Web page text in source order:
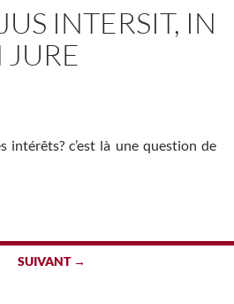
INTERSIT, IN
intérêts? c’est là une question de
SUIVANT →